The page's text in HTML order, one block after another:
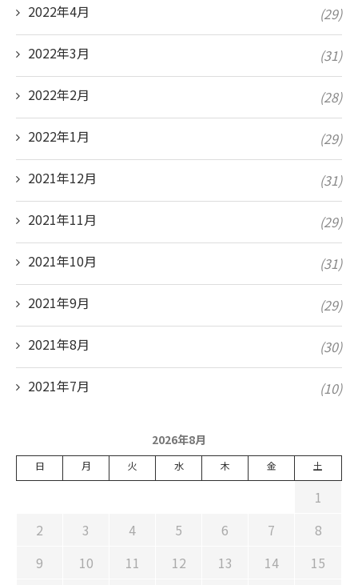
2022年4月 (29)
2022年3月 (31)
2022年2月 (28)
2022年1月 (29)
2021年12月 (31)
2021年11月 (29)
2021年10月 (31)
2021年9月 (29)
2021年8月 (30)
2021年7月 (10)
2026年8月
日 月 火 水 木 金 土
1
2
3 4 5 6 7
8
9
10 11 12 13 14
15